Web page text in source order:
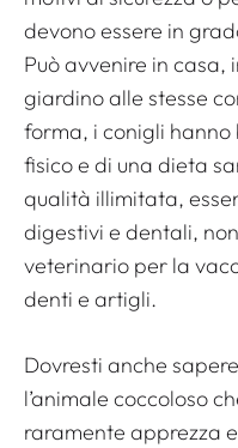
devono essere in
Può avvenire in casa,
giardino alle stesse
forma, i conigli hanno
fisico e di una dieta
qualità illimitata,
digestivi e dentali,
veterinario per la
denti e artigli.
Dovresti anche
l’animale coccoloso
raramente apprezza